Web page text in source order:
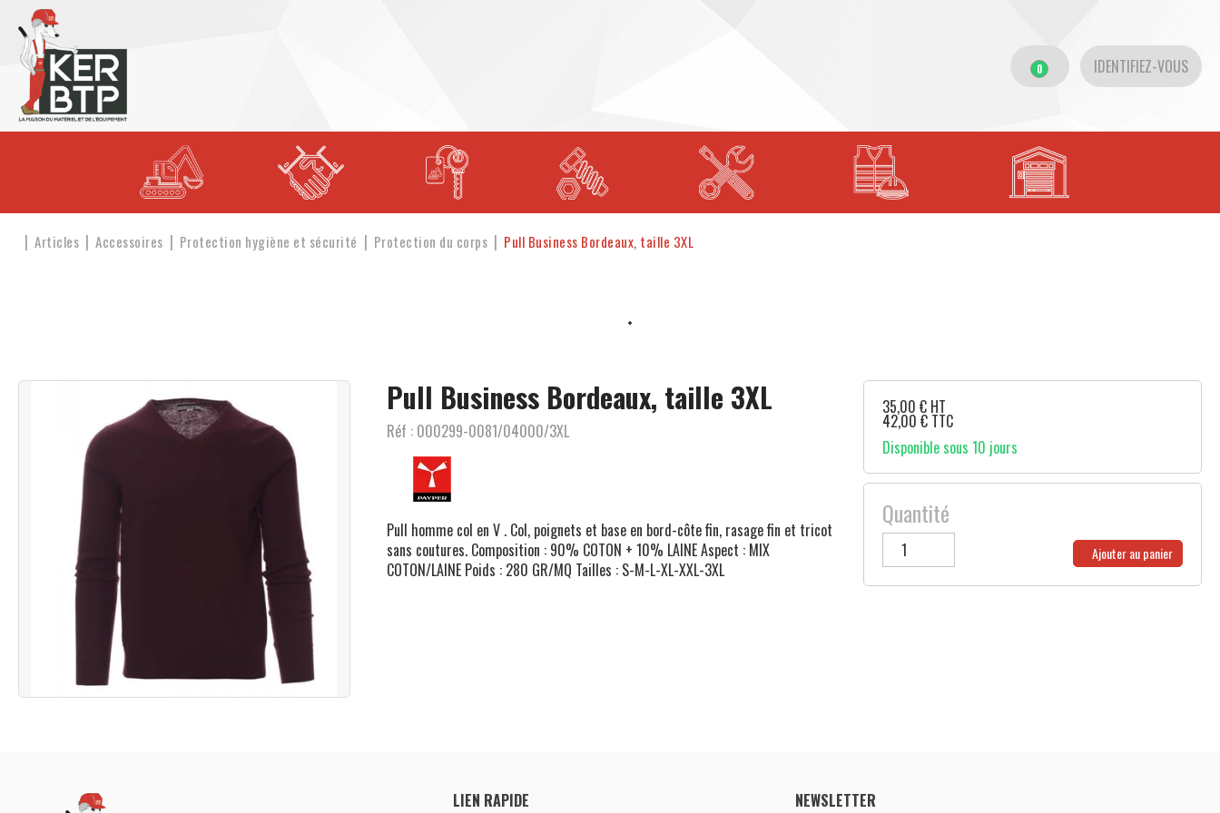
0 IDENTIFIEZ-VOUS
Articles Accessoires Protection hygiène et sécurité Protection du corps Pull Business Bordeaux, taille 3XL
Pull Business Bordeaux, taille 3XL
Réf : 000299-0081/04000/3XL
Pull homme col en V . Col, poignets et base en bord-côte fin, rasage fin et tricot
sans coutures. Composition : 90% COTON + 10% LAINE Aspect : MIX
COTON/LAINE Poids : 280 GR/MQ Tailles : S-M-L-XL-XXL-3XL
35,00€ HT
42,00€ TTC
Disponible sous 10 jours
Quantité
Ajouter au panier
LIEN RAPIDE NEWSLETTER